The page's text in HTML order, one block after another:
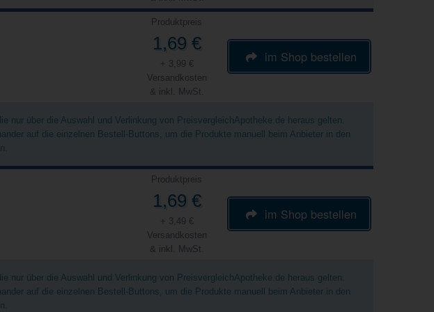
Produktpreis
1,69 €
+ 3,99 €
Versandkosten
& inkl. MwSt.
im Shop bestellen
über die Auswahl und Verlinkung von PreisvergleichApotheke.de heraus gelten.
auf die einzelnen Bestell-Buttons, um die Produkte manuell beim Anbieter in den
Produktpreis
1,69 €
+ 3,49 €
Versandkosten
& inkl. MwSt.
im Shop bestellen
über die Auswahl und Verlinkung von PreisvergleichApotheke.de heraus gelten.
auf die einzelnen Bestell-Buttons, um die Produkte manuell beim Anbieter in den